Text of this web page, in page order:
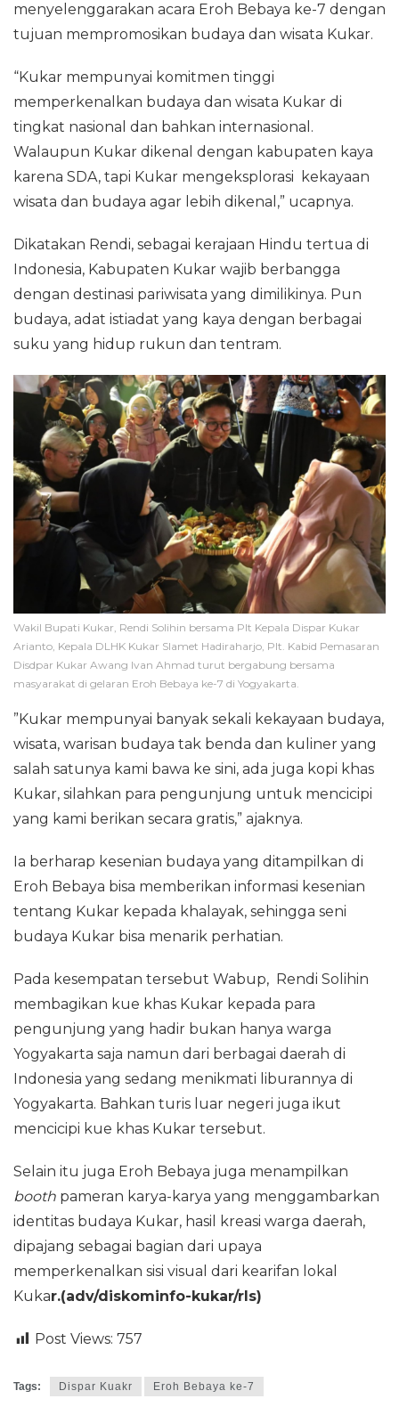
menyelenggarakan acara Eroh Bebaya ke-7 dengan
tujuan mempromosikan budaya dan wisata Kukar.
“Kukar mempunyai komitmen tinggi
memperkenalkan budaya dan wisata Kukar di
tingkat nasional dan bahkan internasional.
Walaupun Kukar dikenal dengan kabupaten kaya
karena SDA, tapi Kukar mengeksplorasi kekayaan
wisata dan budaya agar lebih dikenal,” ucapnya.
Dikatakan Rendi, sebagai kerajaan Hindu tertua di
Indonesia, Kabupaten Kukar wajib berbangga
dengan destinasi pariwisata yang dimilikinya. Pun
budaya, adat istiadat yang kaya dengan berbagai
suku yang hidup rukun dan tentram.
Wakil Bupati Kukar, Rendi Solihin bersama Plt Kepala Dispar Kukar
Arianto, Kepala DLHK Kukar Slamet Hadiraharjo, Plt. Kabid Pemasaran
Disdpar Kukar Awang Ivan Ahmad turut bergabung bersama
masyarakat di gelaran Eroh Bebaya ke-7 di Yogyakarta.
”Kukar mempunyai banyak sekali kekayaan budaya,
wisata, warisan budaya tak benda dan kuliner yang
salah satunya kami bawa ke sini, ada juga kopi khas
Kukar, silahkan para pengunjung untuk mencicipi
yang kami berikan secara gratis,” ajaknya.
Ia berharap kesenian budaya yang ditampilkan di
Eroh Bebaya bisa memberikan informasi kesenian
tentang Kukar kepada khalayak, sehingga seni
budaya Kukar bisa menarik perhatian.
Pada kesempatan tersebut Wabup, Rendi Solihin
membagikan kue khas Kukar kepada para
pengunjung yang hadir bukan hanya warga
Yogyakarta saja namun dari berbagai daerah di
Indonesia yang sedang menikmati liburannya di
Yogyakarta. Bahkan turis luar negeri juga ikut
mencicipi kue khas Kukar tersebut.
Selain itu juga Eroh Bebaya juga menampilkan
booth pameran karya-karya yang menggambarkan
identitas budaya Kukar, hasil kreasi warga daerah,
dipajang sebagai bagian dari upaya
memperkenalkan sisi visual dari kearifan lokal
Kukar.(adv/diskominfo-kukar/rls)
Post Views: 757
Tags: Dispar Kuakr Eroh Bebaya ke-7